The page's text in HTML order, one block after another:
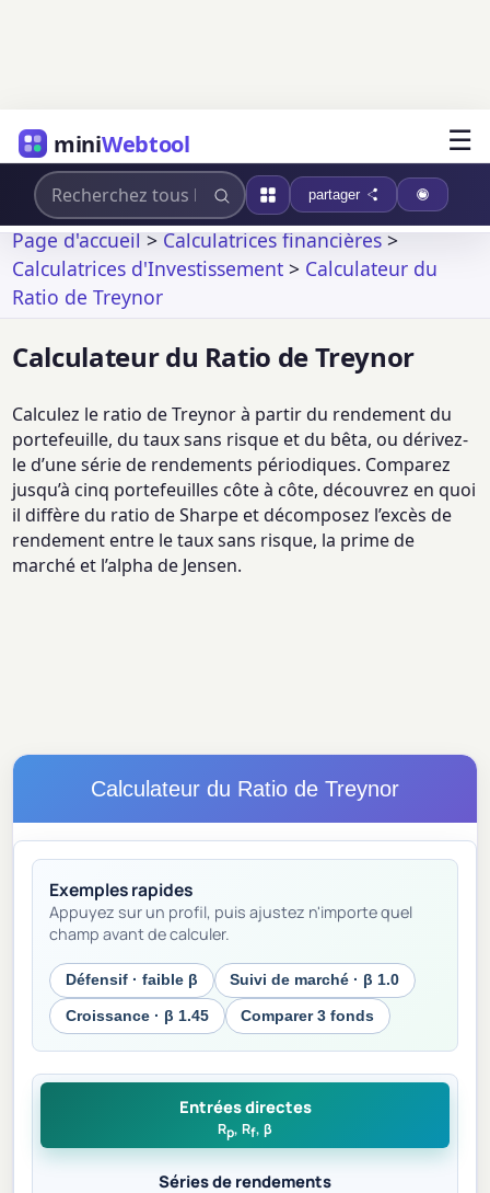
miniWebtool ☰
partager
Page d'accueil>Calculatrices financières>
Calculatrices d'Investissement > Calculateur du
Ratio de Treynor
Calculateur du Ratio de Treynor
Calculez le ratio de Treynor à partir du rendement du
portefeuille, du taux sans risque et du bêta, ou dérivez-
le d’une série de rendements périodiques. Comparez
jusqu’à cinq portefeuilles côte à côte, découvrez en quoi
il diffère du ratio de Sharpe et décomposez l’excès de
rendement entre le taux sans risque, la prime de
marché et l’alpha de Jensen.
Calculateur du Ratio de Treynor
Exemples rapides
Appuyez sur un profil, puis ajustez n'importe quel
champ avant de calculer.
Défensif · faible β Suivi de marché · β 1.0
Croissance · β 1.45 Comparer 3 fonds
Entrées directes
Rp, Rf, β
Séries de rendements